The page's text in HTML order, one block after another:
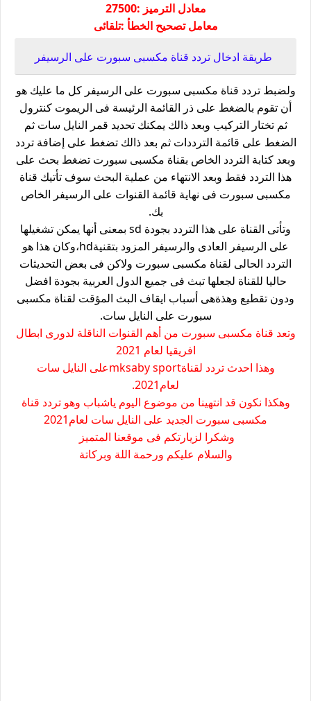
معادل الترميز :27500
معامل تصحيح الخطأ :تلقائى
طريقة ادخال تردد قناة مكسبى سبورت على الرسيفر
ولضبط تردد قناة مكسبى سبورت على الرسيفر كل ما عليك هو
أن تقوم بالضغط على ذر القائمة الرئيسة فى الريموت كنترول
ثم تختار التركيب وبعد ذالك يمكنك تحديد قمر النايل سات ثم
الضغط على قائمة الترددات ثم بعد ذالك تضغط على إضافة تردد
وبعد كتابة التردد الخاص بقناة مكسبى سبورت تضغط بحث على
هذا التردد فقط وبعد الانتهاء من عملية البحث سوف تأتيك قناة
مكسبى سبورت فى نهاية قائمة القنوات على الرسيفر الخاص
بك.
وتأتى القناة على هذا التردد بجودة sd بمعنى أنها يمكن تشغيلها
على الرسيفر العادى والرسيفر المزود بتقنيةhd،وكان هذا هو
التردد الحالى لقناة مكسبى سبورت ولاكن فى بعض التحديثات
حاليا للقناة لجعلها تبث فى جميع الدول العربية بجودة افضل
ودون تقطيع وهذةهى أسباب ايقاف البث المؤقت لقناة مكسبى
سبورت على النايل سات.
وتعد قناة مكسبى سبورت من أهم القنوات الناقلة لدورى ابطال
افريقيا لعام 2021
وهذا احدث تردد لقناةmksaby sportعلى النايل سات
لعام2021.
وهكذا نكون قد انتهينا من موضوع اليوم ياشباب وهو تردد قناة
مكسبى سبورت الجديد على النايل سات لعام2021
وشكرا لزيارتكم فى موقعنا المتميز
والسلام عليكم ورحمة اللة وبركاتة